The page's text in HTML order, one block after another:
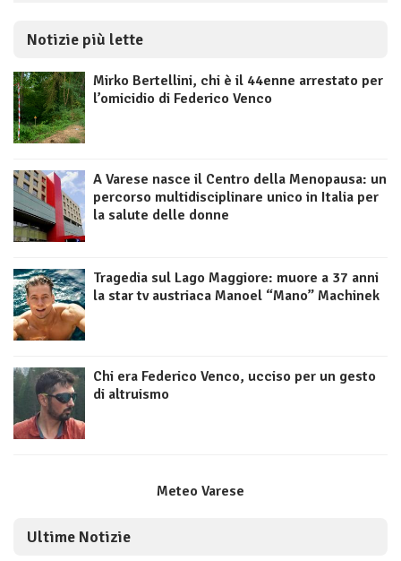
Notizie più lette
Mirko Bertellini, chi è il 44enne arrestato per
l’omicidio di Federico Venco
A Varese nasce il Centro della Menopausa: un
percorso multidisciplinare unico in Italia per
la salute delle donne
Tragedia sul Lago Maggiore: muore a 37 anni
la star tv austriaca Manoel “Mano” Machinek
Chi era Federico Venco, ucciso per un gesto
di altruismo
Meteo Varese
Ultime Notizie